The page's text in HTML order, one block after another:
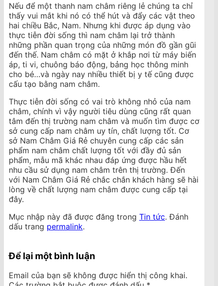
Nếu để một thanh nam châm riêng lẻ chúng ta chỉ
thấy vui mắt khi nó có thể hút và đẩy các vật theo
hai chiều Bắc, Nam. Nhưng khi được áp dụng vào
thực tiễn đời sống thì nam châm lại trở thành
những phần quan trọng của những món đồ gần gũi
đến thế. Nam châm có mặt ở khắp nơi từ máy biến
áp, ti vi, chuông báo động, bảng học thông minh
cho bé…và ngày nay nhiều thiết bị y tế cũng được
cấu tạo bằng nam châm.
Thực tiễn đời sống có vai trò không nhỏ của nam
châm, chính vì vậy người tiêu dùng cũng rất quan
tâm đến thị trường nam châm và muốn tìm được cơ
sở cung cấp nam châm uy tín, chất lượng tốt. Cơ
sở Nam Châm Giá Rẻ chuyên cung cấp các sản
phẩm nam châm chất lượng tốt với đầy đủ sản
phẩm, mẫu mã khác nhau đáp ứng được hầu hết
nhu cầu sử dụng nam châm trên thị trường. Đến
với Nam Châm Giá Rẻ chắc chắn khách hàng sẽ hài
lòng về chất lượng nam châm được cung cấp tại
đây.
Mục nhập này đã được đăng trong Tin tức. Đánh
dấu trang permalink.
Để lại một bình luận
Email của bạn sẽ không được hiển thị công khai.